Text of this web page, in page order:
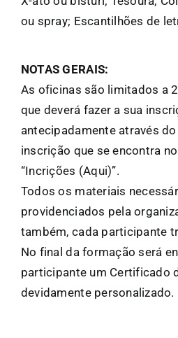
ou spray; Escantilhões de
NOTAS GERAIS:
As oficinas são limitados a
que deverá fazer a sua
antecipadamente através
inscrição que se encontra
“Incrições (Aqui)”.
Todos os materiais
providenciados pela
também, cada participante
No final da formação será
participante um Certificado
devidamente personalizado.